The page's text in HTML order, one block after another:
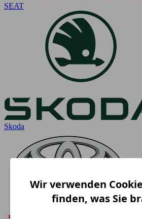
SEAT
Skoda
Wir verwenden
finden, was Sie